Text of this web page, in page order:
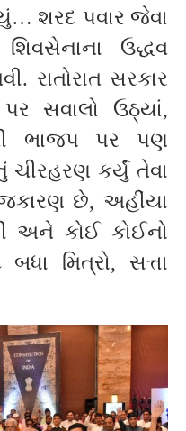
શરદ પવાર જેવા
ઉદ્ધવ
રાતોરાત સરકાર
સવાલો ઉઠ્યાં,
ભાજપ પર પણ
ચીરહરણ કર્યું તેવા
છે, અહીંયા
અને કોઈ કોઈનો
મિત્રો, સત્તા